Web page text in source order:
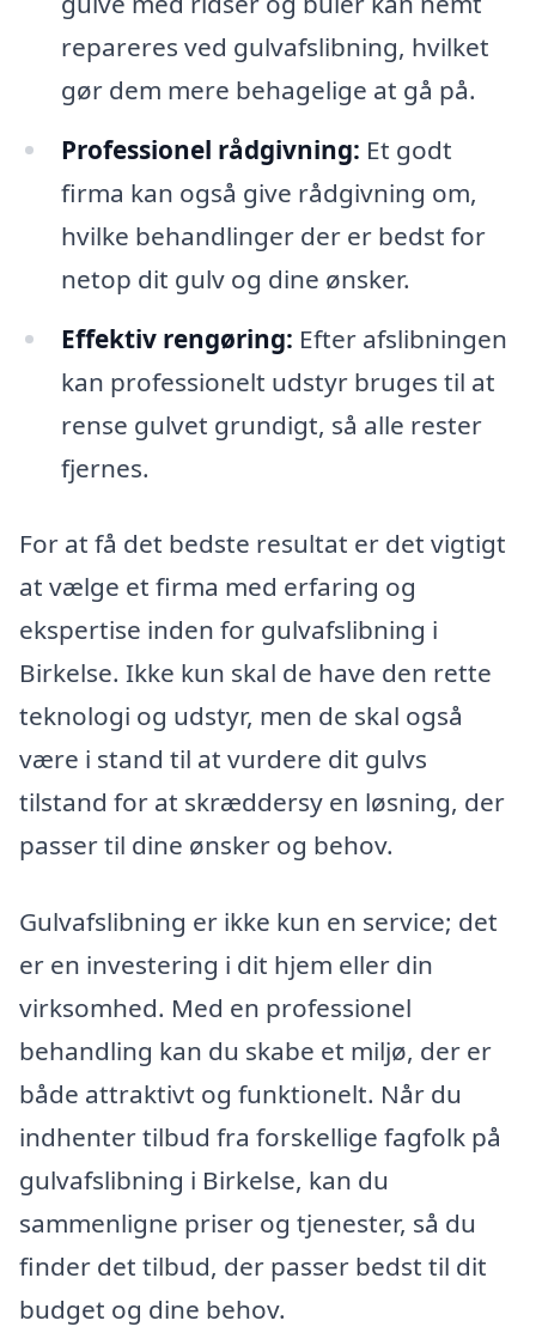
repareres ved gulvafslibning, hvilket
gør dem mere behagelige at gå på.
Professionel rådgivning: Et godt
firma kan også give rådgivning om,
hvilke behandlinger der er bedst for
netop dit gulv og dine ønsker.
Effektiv rengøring: Efter afslibningen
kan professionelt udstyr bruges til at
rense gulvet grundigt, så alle rester
fjernes.
For at få det bedste resultat er det vigtigt
at vælge et firma med erfaring og
ekspertise inden for gulvafslibning i
Birkelse. Ikke kun skal de have den rette
teknologi og udstyr, men de skal også
være i stand til at vurdere dit gulvs
tilstand for at skræddersy en løsning, der
passer til dine ønsker og behov.
Gulvafslibning er ikke kun en service; det
er en investering i dit hjem eller din
virksomhed. Med en professionel
behandling kan du skabe et miljø, der er
både attraktivt og funktionelt. Når du
indhenter tilbud fra forskellige fagfolk på
gulvafslibning i Birkelse, kan du
sammenligne priser og tjenester, så du
finder det tilbud, der passer bedst til dit
budget og dine behov.